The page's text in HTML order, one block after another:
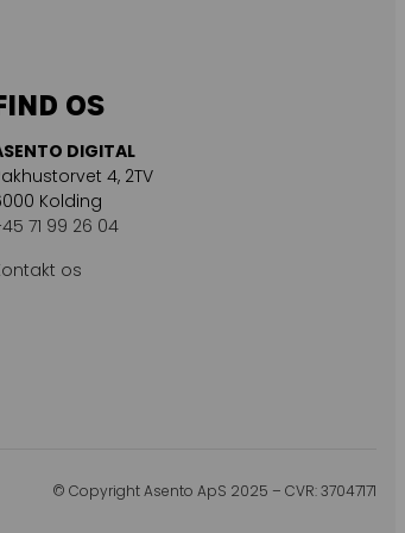
OS
DIGITAL
4, 2TV
Kolding
71 99 26 04
os
© Copyright Asento ApS 2025 – CVR: 37047171